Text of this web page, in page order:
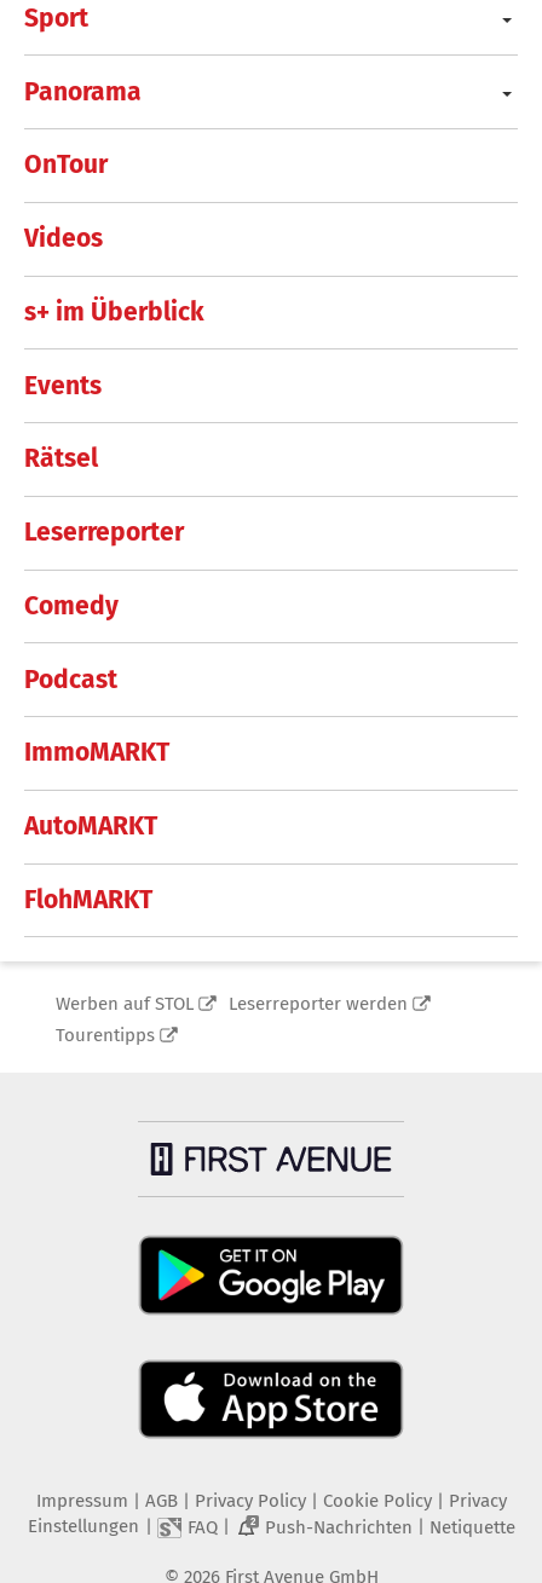
Sport
Panorama
OnTour
Videos
s+ im Überblick
Events
Rätsel
Leserreporter
Comedy
Podcast
ImmoMARKT
AutoMARKT
FlohMARKT
Werben auf STOL
Leserreporter werden
Tourentipps
Impressum AGB Privacy Policy| Cookie Policy| Privacy
Einstellungen
FAQ| 2 Push-Nachrichten Netiquette
© 2026 First Avenue GmbH